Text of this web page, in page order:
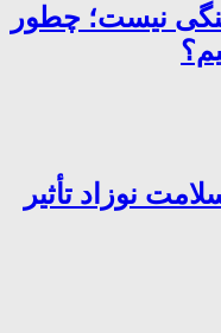
نیست؛ چطور
نوزاد تأثیر